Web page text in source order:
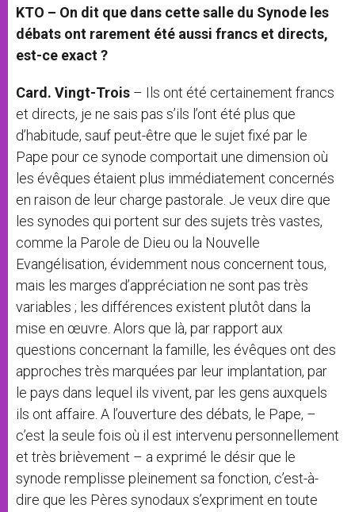
KTO – On dit que dans cette salle du Synode les
débats ont rarement été aussi francs et directs,
est-ce exact ?
Card. Vingt-Trois – Ils ont été certainement francs
et directs, je ne sais pas s’ils l’ont été plus que
d’habitude, sauf peut-être que le sujet fixé par le
Pape pour ce synode comportait une dimension où
les évêques étaient plus immédiatement concernés
en raison de leur charge pastorale. Je veux dire que
les synodes qui portent sur des sujets très vastes,
comme la Parole de Dieu ou la Nouvelle
Evangélisation, évidemment nous concernent tous,
mais les marges d’appréciation ne sont pas très
variables ; les différences existent plutôt dans la
mise en œuvre. Alors que là, par rapport aux
questions concernant la famille, les évêques ont des
approches très marquées par leur implantation, par
le pays dans lequel ils vivent, par les gens auxquels
ils ont affaire. A l’ouverture des débats, le Pape, –
c’est la seule fois où il est intervenu personnellement
et très brièvement – a exprimé le désir que le
synode remplisse pleinement sa fonction, c’est-à-
dire que les Pères synodaux s’expriment en toute